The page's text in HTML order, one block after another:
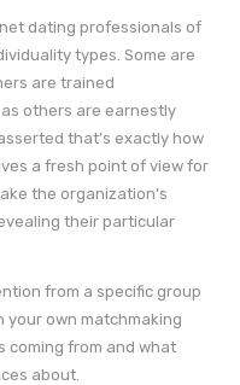
dating professionals of
types. Some are
are trained
others are earnestly
that’s exactly how
a fresh point of view for
the organization’s
their particular
from a specific group
your own matchmaking
coming from and what
about.